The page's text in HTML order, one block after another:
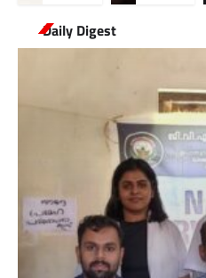
Daily Digest